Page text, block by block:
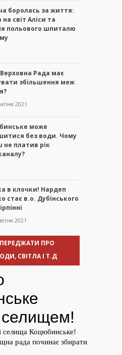
боролась за життя:
на світ Аліси та
польового шпиталю
Рада має
збільшення меж
2021
може
без води. Чому
не платив рік
в клочки! Нардеп
стає в.о. Дубінського
2021
ПРО
СВІТЛА І Т.Д